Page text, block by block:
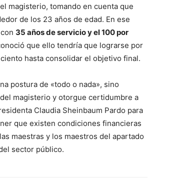
magisterio, tomando en cuenta que
de los 23 años de edad. En ese
35 años de servicio y el 100 por
que ello tendría que lograrse por
hasta consolidar el objetivo final.
postura de «todo o nada», sino
magisterio y otorgue certidumbre a
Claudia Sheinbaum Pardo para
que existen condiciones financieras
maestras y los maestros del apartado
sector público.